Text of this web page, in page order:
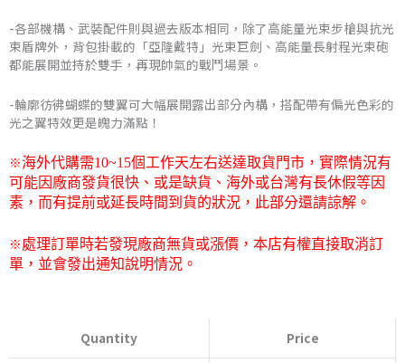
NT$16,800
到
NT$17,500
-各部機構、武裝配件則與過去版本相同，除了高能量光束步槍與抗光
束盾牌外，背包掛載的「亞隆戴特」光束巨劍、高能量長射程光束砲
都能展開並持於雙手，再現帥氣的戰鬥場景。
-輪廓彷彿蝴蝶的雙翼可大幅展開露出部分內構，搭配帶有偏光色彩的
光之翼特效更是魄力滿點！
※海外代購需10~15個工作天左右送達取貨門市， 實際情況有
可能因廠商發貨很快、或是缺貨、海外或台灣有長休假等因
素，而有提前或延長時間到貨的狀況，此部分還請諒解。
※處理訂單時若發現廠商無貨或漲價，本店有權直接取消訂
單，並會發出通知說明情況。
Quantity Price